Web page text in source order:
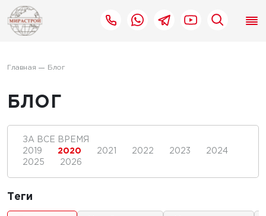
Главная Блог
БЛОГ
ЗА ВСЕ ВРЕМЯ
2019
2020 2021 2022 2023
2024
2025
2026
Теги